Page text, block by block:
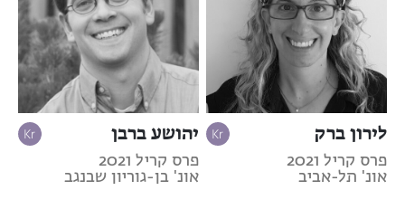
לירון ברק
פרס קריל 2021
אונ' תל-אביב
יהושע ברבן
פרס קריל 2021
אונ' בן-גוריון שבנגב